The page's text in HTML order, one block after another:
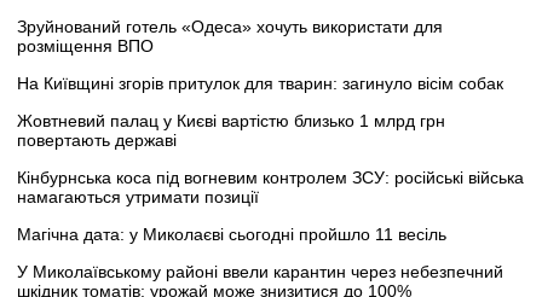
Зруйнований готель «Одеса» хочуть використати для
розміщення ВПО
На Київщині згорів притулок для тварин: загинуло вісім собак
Жовтневий палац у Києві вартістю близько 1 млрд грн
повертають державі
Кінбурнська коса під вогневим контролем ЗСУ: російські війська
намагаються утримати позиції
Магічна дата: у Миколаєві сьогодні пройшло 11 весіль
У Миколаївському районі ввели карантин через небезпечний
шкідник томатів: урожай може знизитися до 100%